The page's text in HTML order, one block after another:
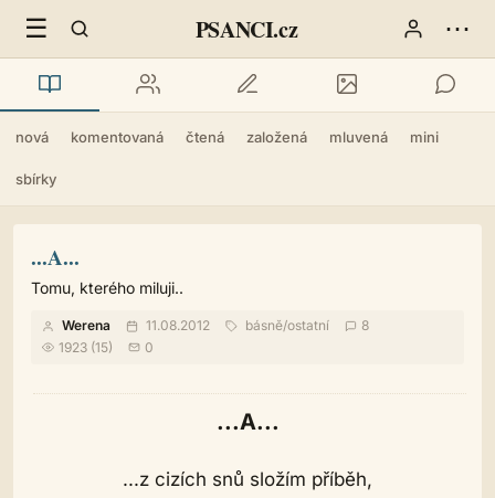
☰ PSANCI.cz ⋯
nová komentovaná čtená založená mluvená mini
sbírky
...A...
Tomu, kterého miluji..
Werena 11.08.2012 básně/ostatní
8
1923 (15)
0
...A...
...z cizích snů složím příběh,